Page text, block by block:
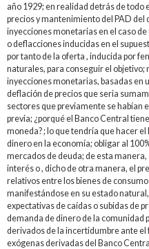
año 1929; en realidad detrás de todo
precios y mantenimiento del PAD
inyecciones monetarias en el caso
o deflacciones inducidas en el
por tanto de la oferta , inducida por
naturales, para conseguir el
inyecciones monetarias, basadas en
deflación de precios que seria
sectores que previamente se habían
previa; ¿porqué el Banco Central
moneda? ; lo que tendría que hacer
dinero en la economía; obligar al
mercados de deuda; de esta
interés o , dicho de otra manera, el
relativos entre los bienes de
manifestándose en su estado
expectativas de caídas o subidas de
demanda de dinero de la comunidad
derivados de la incertidumbre ante
exógenas derivadas del Banco